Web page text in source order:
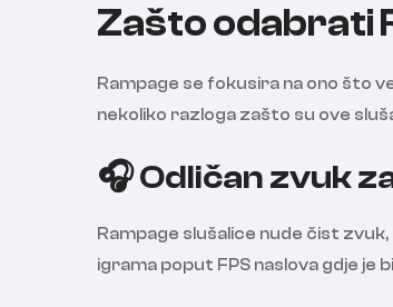
Zašto odabrati
Rampage se fokusira na ono što
nekoliko razloga zašto su ove
🎧 Odličan zvuk
Rampage slušalice nude čist
igrama poput FPS naslova gdje je